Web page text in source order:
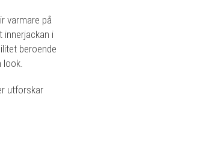
varmare på
innerjackan i
beroende
look.
utforskar